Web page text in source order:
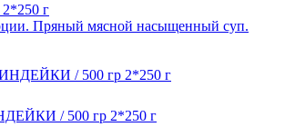
г
Пряный мясной насыщенный суп.
/ 500 гр 2*250 г